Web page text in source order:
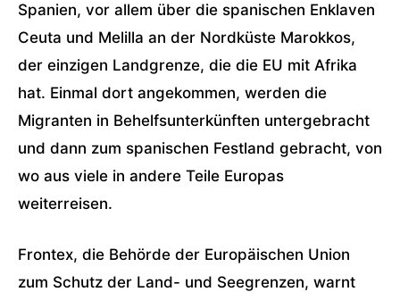
Spanien, vor allem über die spanischen Enklaven
Ceuta und Melilla an der Nordküste Marokkos,
der einzigen Landgrenze, die die EU mit Afrika
hat. Einmal dort angekommen, werden die
Migranten in Behelfsunterkünften untergebracht
und dann zum spanischen Festland gebracht, von
wo aus viele in andere Teile Europas
weiterreisen.
Frontex, die Behörde der Europäischen Union
zum Schutz der Land- und Seegrenzen, warnt